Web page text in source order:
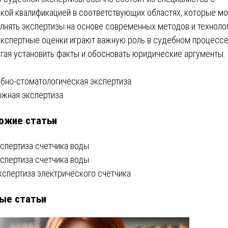
квалификацией в соответствующих областях, которые
экспертизы на основе современных методов и
оценки играют важную роль в судебном
установить факты и обосновать юридические аргументы.
стоматологическая экспертиза
экспертиза
статьи
счетчика воды
счетчика воды
электрического счетчика
статьи